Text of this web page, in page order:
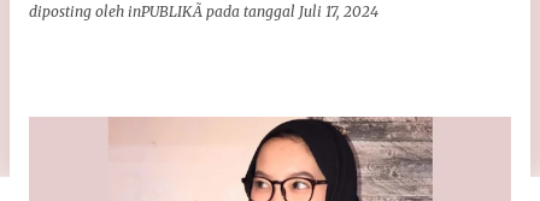
diposting oleh inPUBLIKÃ pada tanggal Juli 17, 2024